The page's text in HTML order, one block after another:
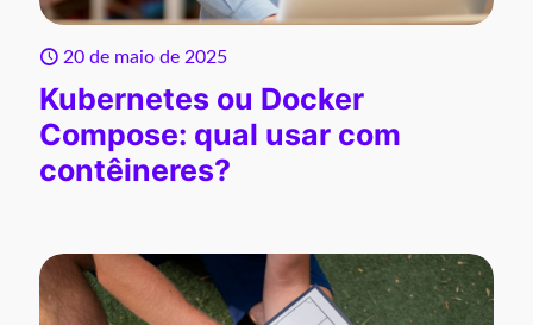
20 de maio de 2025
Kubernetes ou Docker
Compose: qual usar com
contêineres?